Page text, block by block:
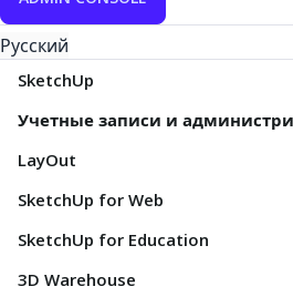
Русский
SketchUp
Учетные записи и
LayOut
SketchUp for Web
SketchUp for Education
3D Warehouse